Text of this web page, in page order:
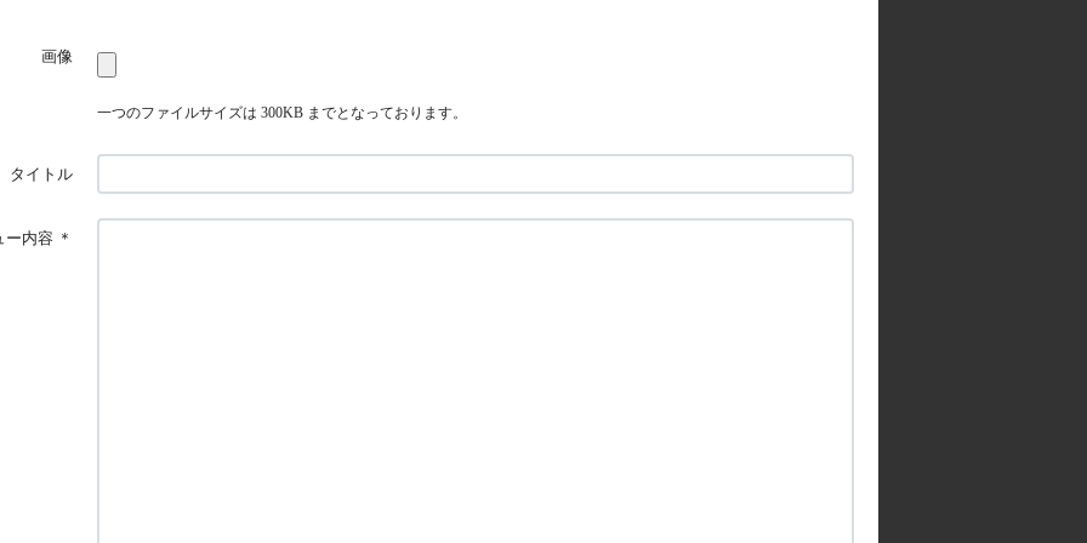
画像
一つのファイルサイズは 300KB までとなっております。
タイトル
ー内容 ＊